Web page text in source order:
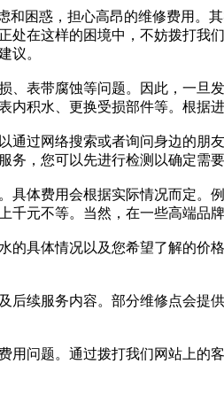
和困惑，担心高昂的维修费用
处在这样的困境中，不妨拨打我
议。
、表带腐蚀等问题。因此，一
积水、更换受损部件等。根据
通过网络搜索或者询问身边的
，您可以先进行检测以确定需
具体费用会根据实际情况而定
元不等。当然，在一些高端品
的具体情况以及您希望了解的
后续服务内容。部分维修点会
用问题。通过拨打我们网站上的